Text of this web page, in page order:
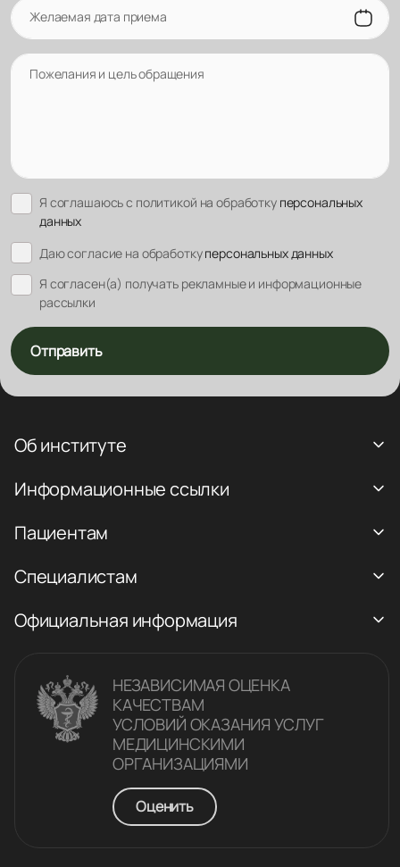
Желаемая дата приема
Пожелания и цель обращения
Я соглашаюсь с политикой на обработку персональных
данных
Даю согласие на обработкуперсональных данных
Я согласен(а) получать рекламные и информационные
рассылки
Отправить
Об институте
Информационные ссылки
Пациентам
Специалистам
Официальная информация
НЕЗАВИСИМАЯ ОЦЕНКА
КАЧЕСТВАM
УСЛОВИЙ ОКАЗАНИЯ УСЛУГ
МЕДИЦИНСКИМИ
ОРГАНИЗАЦИЯМИ
Оценить